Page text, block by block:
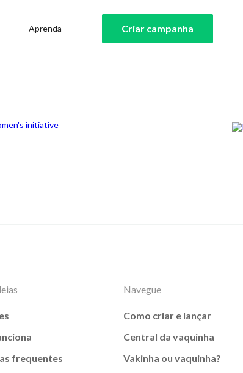
Aprenda Criar campanha
frequentes
Navegue
Como criar e lançar
Central da vaquinha
Vakinha ou vaquinha?